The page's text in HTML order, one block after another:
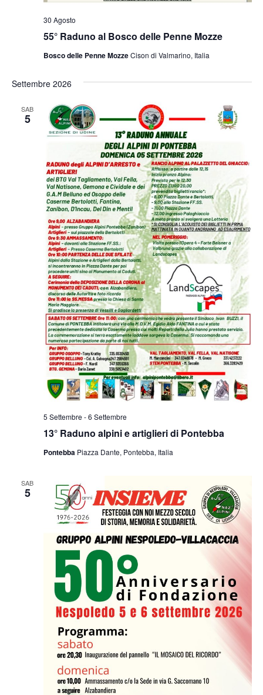
55° Raduno al Bosco delle Penne Mozze
30 Agosto
Bosco delle Penne MozzeCison di Valmarino, Italia
Settembre 2026
SAB
5
13° Raduno alpini e artiglieri di Pontebba
5 Settembre -6 Settembre
Pontebba Piazza Dante, Pontebba, Italia
SAB
5